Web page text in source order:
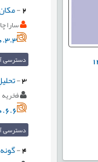
2
-
سارا
دسترسی
3
-تحلیلِ
فخریه
دسترسی
4
-